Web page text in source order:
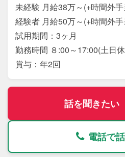
未経験 月給38万～(+時間外
経験者 月給50万～(+時間外
試用期間：3ヶ月
勤務時間 ８:00～17:00(土日
賞与：年2回
話を聞きたい
電話で